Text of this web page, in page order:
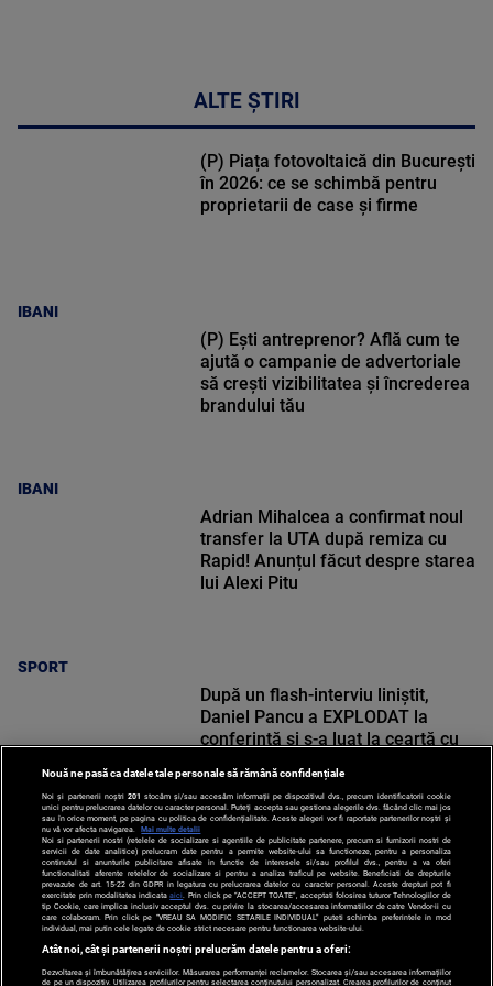
ALTE ȘTIRI
IBANI
(P) Piața fotovoltaică din București
în 2026: ce se schimbă pentru
proprietarii de case și firme
IBANI
(P) Ești antreprenor? Află cum te
ajută o campanie de advertoriale
să crești vizibilitatea și încrederea
brandului tău
SPORT
Adrian Mihalcea a confirmat noul
transfer la UTA după remiza cu
Rapid! Anunțul făcut despre starea
lui Alexi Pitu
SPORT
După un flash-interviu liniștit,
Daniel Pancu a EXPLODAT la
conferință și s-a luat la ceartă cu
strigați”
Nouă ne pasă ca datele tale personale să rămână confidențiale
Noi și partenerii noștri 201 stocăm și/sau accesăm informații pe dispozitivul dvs., precum identificatorii cookie
unici pentru prelucrarea datelor cu caracter personal. Puteți accepta sau gestiona alegerile dvs. făcând clic mai jos
sau în orice moment, pe pagina cu politica de confidențialitate. Aceste alegeri vor fi raportate partenerilor noștri și
nu vă vor afecta navigarea.
Mai multe detalii
Noi si partenerii nostri (retelele de socializare si agentiile de publicitate partenere, precum si furnizorii nostri de
servicii de date analitice) prelucram date pentru a permite website-ului sa functioneze, pentru a personaliza
continutul si anunturile publicitare afisate in functie de interesele si/sau profilul dvs., pentru a va oferi
functionalitati aferente retelelor de socializare si pentru a analiza traficul pe website. Beneficiati de drepturile
prevazute de art. 15-22 din GDPR in legatura cu prelucrarea datelor cu caracter personal. Aceste drepturi pot fi
exercitate prin modalitatea indicataaici . Prin click pe “ACCEPT TOATE”, acceptati folosirea tuturor Tehnologiilor de
tip Cookie, care implica inclusiv acceptul dvs. cu privire la stocarea/accesarea informatiilor de catre Vendor-ii cu
care colaboram. Prin click pe “VREAU SA MODIFIC SETARILE INDIVIDUAL” puteti schimba preferintele in mod
individual, mai putin cele legate de cookie strict necesare pentru functionarea website-ului.
Atât noi, cât și partenerii noștri prelucrăm datele pentru a oferi:
Dezvoltarea și îmbunătățirea serviciilor. Măsurarea performanței reclamelor. Stocarea și/sau accesarea informațiilor
de pe un dispozitiv. Utilizarea profilurilor pentru selectarea conținutului personalizat. Crearea profilurilor de conținut